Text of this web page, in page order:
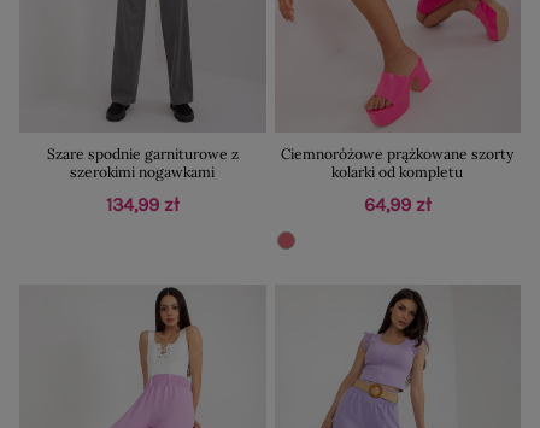
Szare spodnie garniturowe z
szerokimi nogawkami
134,99 zł
Ciemnoróżowe prążkowane szorty
kolarki od kompletu
64,99 zł